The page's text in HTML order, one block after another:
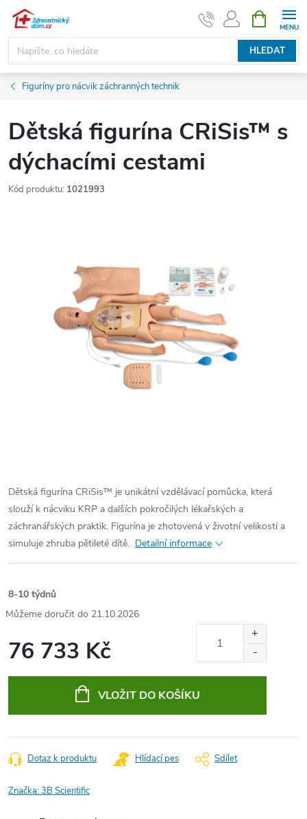
Přejít
obsah
HLEDAT
NÁKUPNÍ
KOŠÍK
Figuríny pro nácvik záchranných technik
Dětská figurína CRiSis™ s
dýchacími cestami
Kód produktu: 1021993
Dětská figurína CRiSis™ je unikátní vzdělávací pomůcka, která
slouží k nácviku KRP a dalších pokročilých lékařských a
záchranářských praktik. Figurína je zhotovená v životní velikosti a
simuluje zhruba pětileté dítě. Detailní informace
8-10 týdnů
21.10.2026
76 733 Kč
VLOŽIT DO KOŠÍKU
Dotaz k produktu Hlídací pes Sdílet
Značka:3B Scientific